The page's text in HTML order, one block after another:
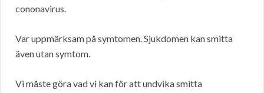
cononavirus.
Var uppmärksam på symtomen. Sjukdomen kan smitta
även utan symtom.
Vi måste göra vad vi kan för att undvika smitta